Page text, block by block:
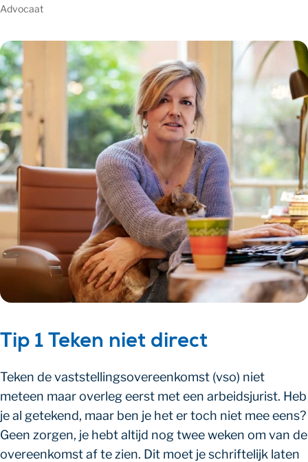
Advocaat
Tip 1 Teken niet direct
Teken de vaststellingsovereenkomst (vso) niet
meteen maar overleg eerst met een arbeidsjurist. Heb
je al getekend, maar ben je het er toch niet mee eens?
Geen zorgen, je hebt altijd nog twee weken om van de
overeenkomst af te zien. Dit moet je schriftelijk laten